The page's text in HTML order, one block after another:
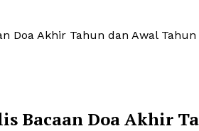
Doa Akhir Tahun dan Awal Tahun
Bacaan Doa Akhir